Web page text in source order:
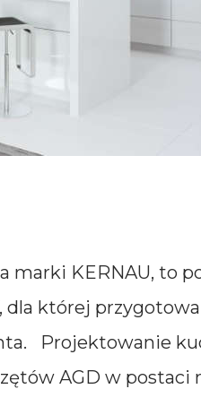
marki KERNAU, to
dla której
Projektowanie
AGD w postaci